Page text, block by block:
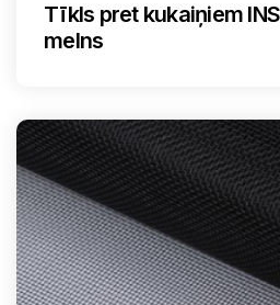
Tīkls pret kukaiņiem
melns